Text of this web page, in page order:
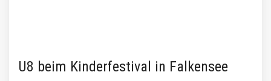
U8 beim Kinderfestival in Falkensee